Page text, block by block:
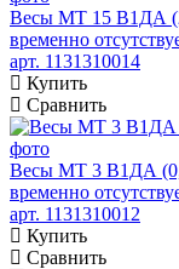
Весы МТ 15 В1ДА
временно
арт. 1131310014
Купить
Сравнить
Весы МТ 3 В1ДА
временно
арт. 1131310012
Купить
Сравнить